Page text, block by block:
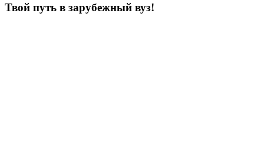
Твой путь в зарубежный вуз!